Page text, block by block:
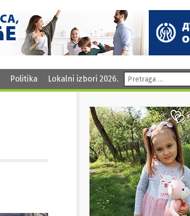
Politika Lokalni izbori 2026. Pretraga: